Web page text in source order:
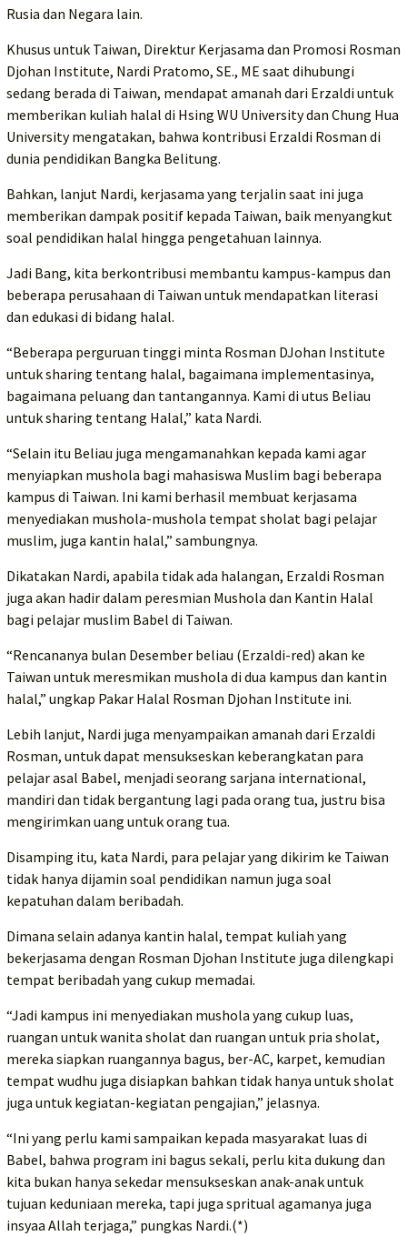
Rusia dan Negara lain.
Khusus untuk Taiwan, Direktur Kerjasama dan Promosi Rosman
Djohan Institute, Nardi Pratomo, SE., ME saat dihubungi
sedang berada di Taiwan, mendapat amanah dari Erzaldi untuk
memberikan kuliah halal di Hsing WU University dan Chung Hua
University mengatakan, bahwa kontribusi Erzaldi Rosman di
dunia pendidikan Bangka Belitung.
Bahkan, lanjut Nardi, kerjasama yang terjalin saat ini juga
memberikan dampak positif kepada Taiwan, baik menyangkut
soal pendidikan halal hingga pengetahuan lainnya.
Jadi Bang, kita berkontribusi membantu kampus-kampus dan
beberapa perusahaan di Taiwan untuk mendapatkan literasi
dan edukasi di bidang halal.
“Beberapa perguruan tinggi minta Rosman DJohan Institute
untuk sharing tentang halal, bagaimana implementasinya,
bagaimana peluang dan tantangannya. Kami di utus Beliau
untuk sharing tentang Halal,” kata Nardi.
“Selain itu Beliau juga mengamanahkan kepada kami agar
menyiapkan mushola bagi mahasiswa Muslim bagi beberapa
kampus di Taiwan. Ini kami berhasil membuat kerjasama
menyediakan mushola-mushola tempat sholat bagi pelajar
muslim, juga kantin halal,” sambungnya.
Dikatakan Nardi, apabila tidak ada halangan, Erzaldi Rosman
juga akan hadir dalam peresmian Mushola dan Kantin Halal
bagi pelajar muslim Babel di Taiwan.
“Rencananya bulan Desember beliau (Erzaldi-red) akan ke
Taiwan untuk meresmikan mushola di dua kampus dan kantin
halal,” ungkap Pakar Halal Rosman Djohan Institute ini.
Lebih lanjut, Nardi juga menyampaikan amanah dari Erzaldi
Rosman, untuk dapat mensukseskan keberangkatan para
pelajar asal Babel, menjadi seorang sarjana international,
mandiri dan tidak bergantung lagi pada orang tua, justru bisa
mengirimkan uang untuk orang tua.
Disamping itu, kata Nardi, para pelajar yang dikirim ke Taiwan
tidak hanya dijamin soal pendidikan namun juga soal
kepatuhan dalam beribadah.
Dimana selain adanya kantin halal, tempat kuliah yang
bekerjasama dengan Rosman Djohan Institute juga dilengkapi
tempat beribadah yang cukup memadai.
“Jadi kampus ini menyediakan mushola yang cukup luas,
ruangan untuk wanita sholat dan ruangan untuk pria sholat,
mereka siapkan ruangannya bagus, ber-AC, karpet, kemudian
tempat wudhu juga disiapkan bahkan tidak hanya untuk sholat
juga untuk kegiatan-kegiatan pengajian,” jelasnya.
“Ini yang perlu kami sampaikan kepada masyarakat luas di
Babel, bahwa program ini bagus sekali, perlu kita dukung dan
kita bukan hanya sekedar mensukseskan anak-anak untuk
tujuan keduniaan mereka, tapi juga spritual agamanya juga
insyaa Allah terjaga,” pungkas Nardi.(*)